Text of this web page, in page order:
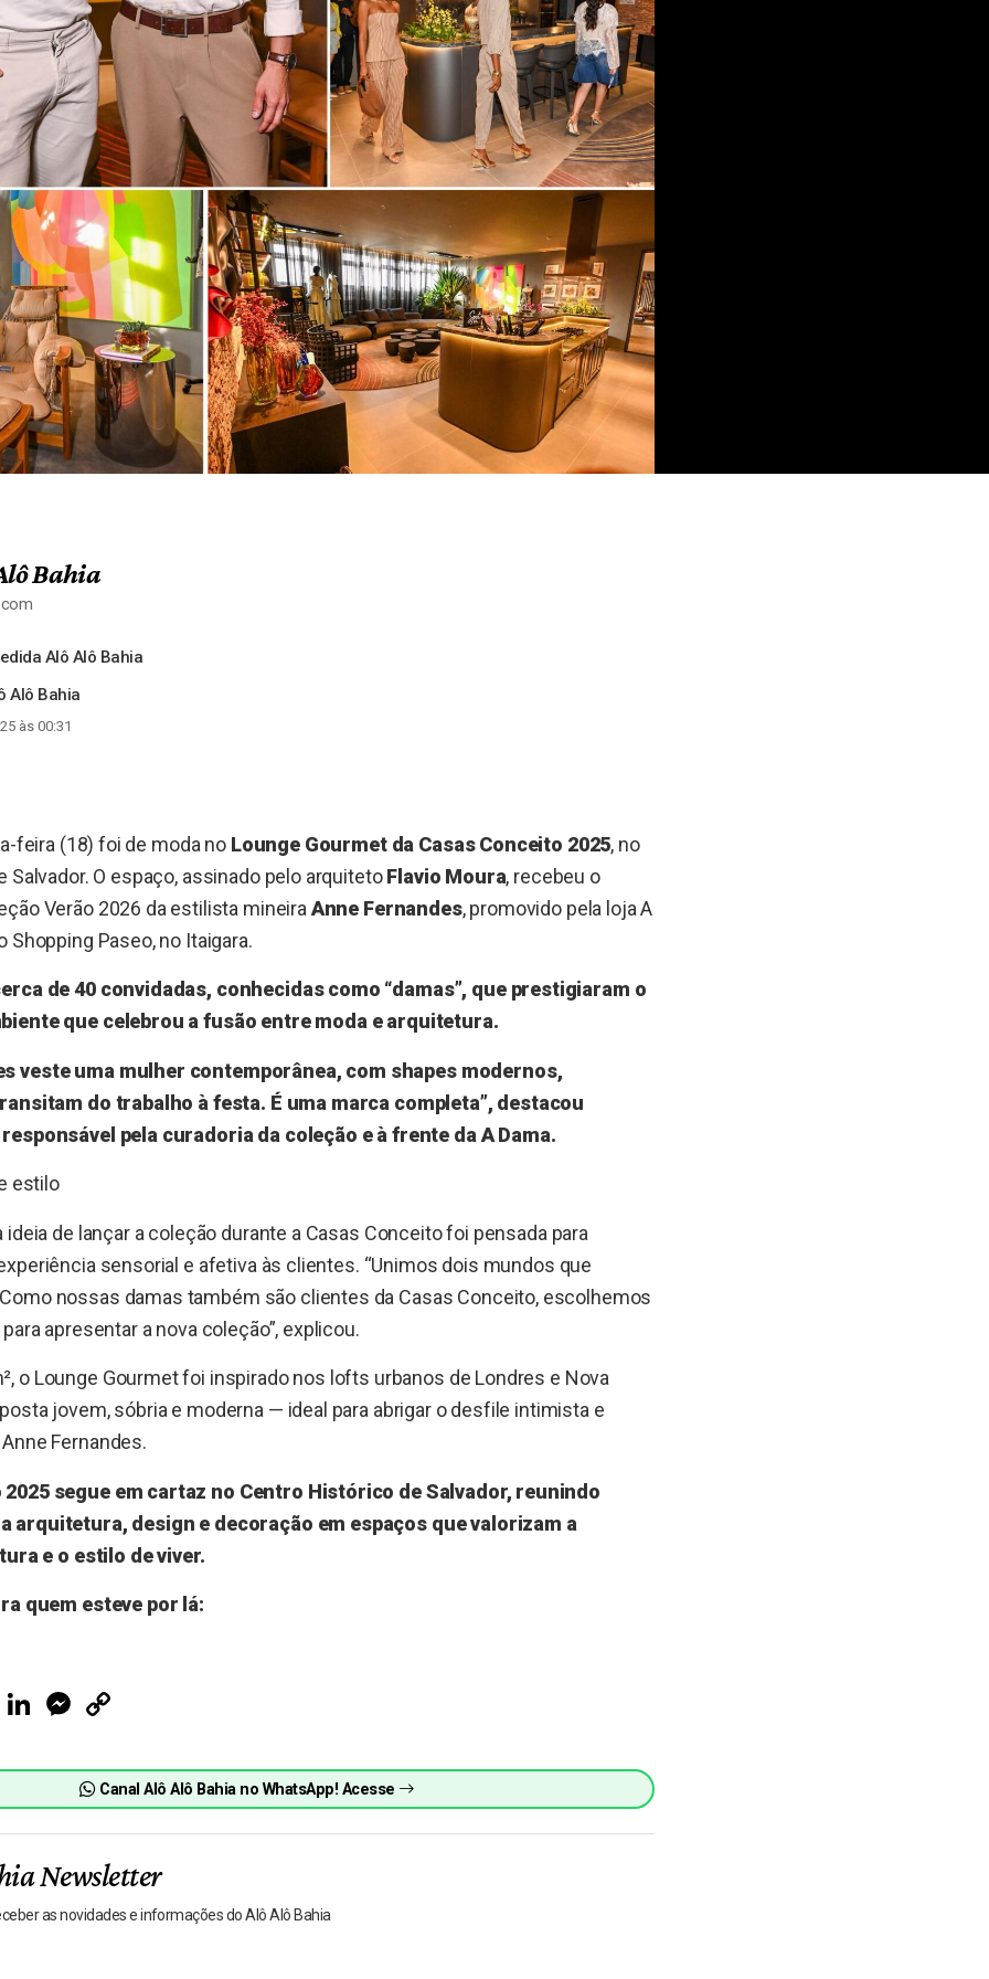
Bahia
Alô Alô Bahia
Alô Bahia
às 00:31
feira (18) foi de moda no Lounge Gourmet da Casas Conceito 2025, no
Salvador. O espaço, assinado pelo arquitetoFlavio Moura, recebeu o
Verão 2026 da estilista mineira Anne Fernandes, promovido pela loja A
Shopping Paseo, no Itaigara.
de 40 convidadas, conhecidas como “damas”, que prestigiaram o
que celebrou a fusão entre moda e arquitetura.
veste uma mulher contemporânea, com shapes modernos,
do trabalho à festa. É uma marca completa”, destacou
pela curadoria da coleção e à frente da A Dama.
estilo
ideia de lançar a coleção durante a Casas Conceito foi pensada para
sensorial e afetiva às clientes. “Unimos dois mundos que
nossas damas também são clientes da Casas Conceito, escolhemos
apresentar a nova coleção”, explicou.
o Lounge Gourmet foi inspirado nos lofts urbanos de Londres e Nova
jovem, sóbria e moderna — ideal para abrigar o desfile intimista e
Fernandes.
2025 segue em cartaz no Centro Histórico de Salvador, reunindo
arquitetura, design e decoração em espaços que valorizam a
e o estilo de viver.
quem esteve por lá:
LinkedIn Messenger
Canal Alô Alô Bahia no WhatsApp! Acesse
Newsletter
as novidades e informações do Alô Alô Bahia